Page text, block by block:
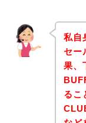
私自
セー
果、
るこ